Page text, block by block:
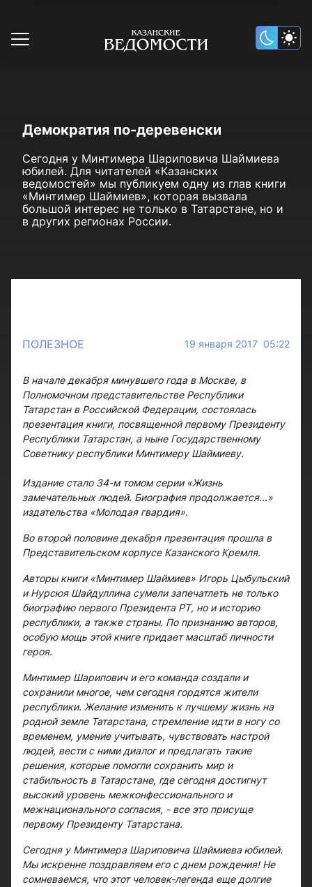
Демократия по-деревенски
Сегодня у Минтимера Шариповича Шаймиева
юбилей. Для читателей «Казанских
ведомостей» мы публикуем одну из глав книги
«Минтимер Шаймиев», которая вызвала
большой интерес не только в Татарстане, но и
в других регионах России.
ПОЛЕЗНОЕ 19 января 2017 05:22
В начале декабря минувшего года в Москве, в
Полномочном представительстве Республики
Татарстан в Российской Федерации, состоялась
презентация книги, посвященной первому Президенту
Республики Татарстан, а ныне Государственному
Советнику республики Минтимеру Шаймиеву.
Издание стало 34-м томом серии «Жизнь
замечательных людей. Биография продолжается...»
издательства «Молодая гвардия».
Во второй половине декабря презентация прошла в
Представительском корпусе Казанского Кремля.
Авторы книги «Минтимер Шаймиев» Игорь Цыбульский
и Нурсюя Шайдуллина сумели запечатлеть не только
биографию первого Президента РТ, но и историю
республики, а также страны. По признанию авторов,
особую мощь этой книге придает масштаб личности
героя.
Минтимер Шарипович и его команда создали и
сохранили многое, чем сегодня гордятся жители
республики. Желание изменить к лучшему жизнь на
родной земле Татарстана, стремление идти в ногу со
временем, умение учитывать, чувствовать настрой
людей, вести с ними диалог и предлагать такие
решения, которые помогли сохранить мир и
стабильность в Татарстане, где сегодня достигнут
высокий уровень межконфессионального и
межнационального согласия, - все это присуще
первому Президенту Татарстана.
Сегодня у Минтимера Шариповича Шаймиева юбилей.
Мы искренне поздравляем его с днем рождения! Не
сомневаемся, что этот человек-легенда еще долгие